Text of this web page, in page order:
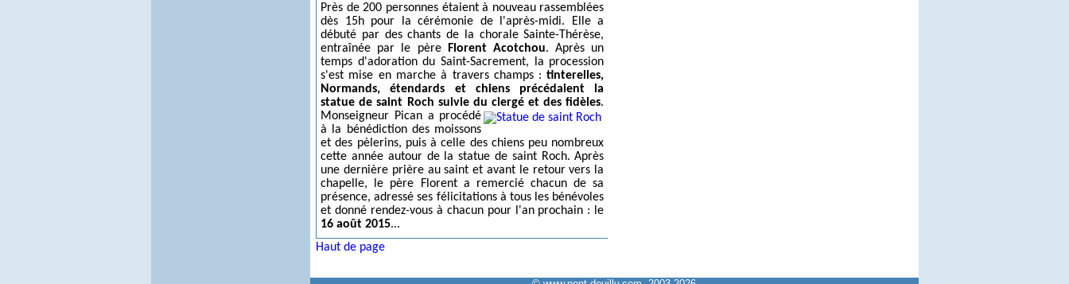
Près de 200 personnes étaient à nouveau rassemblées
dès 15h pour la cérémonie de l'après-midi. Elle a
débuté par des chants de la chorale Sainte-Thérèse,
entraînée par le père
Florent Acotchou. Après un
temps d'adoration du Saint-Sacrement, la procession
s'est mise en marche à travers champs :tinterelles,
Normands, étendards et chiens précédaient la
statue de saint Roch suivie du clergé et des fidèles.
Monseigneur Pican a procédé
à la bénédiction des moissons
et des pèlerins, puis à celle des chiens peu nombreux
cette année autour de la statue de saint Roch. Après
une dernière prière au saint et avant le retour vers la
chapelle, le père Florent a remercié chacun de sa
présence, adressé ses félicitations à tous les bénévoles
et donné rendez-vous à chacun pour l'an prochain : le
16 août 2015...
Haut de page